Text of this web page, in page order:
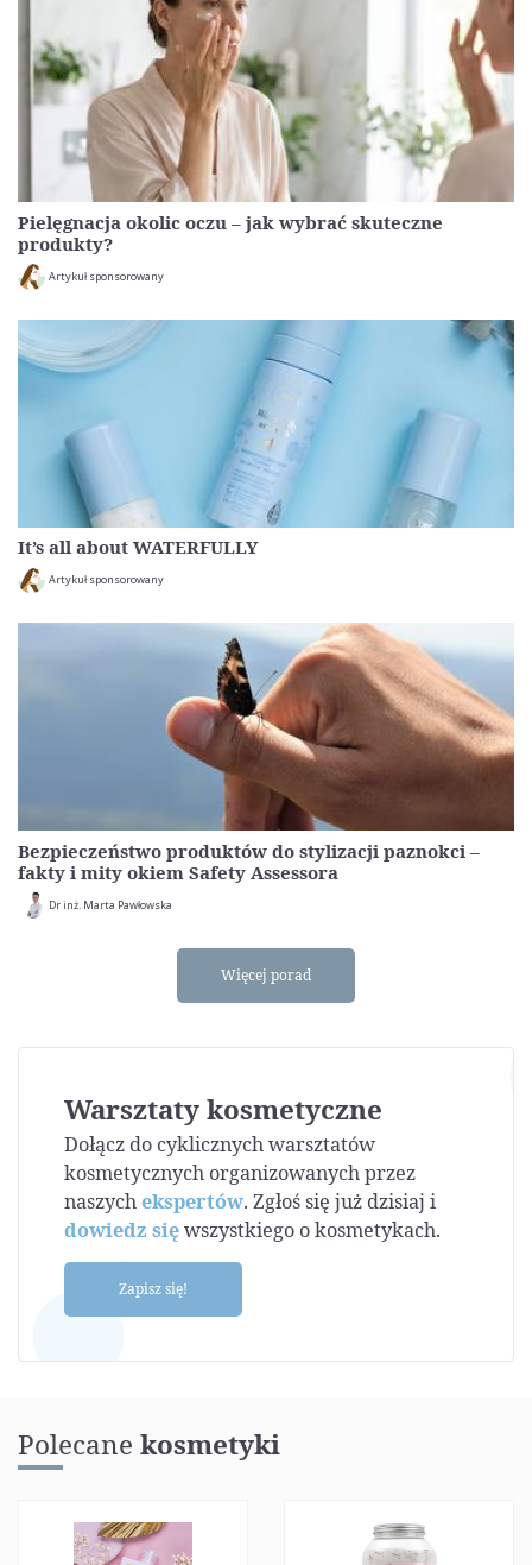
Pielęgnacja okolic oczu – jak wybrać skuteczne
produkty?
Artykuł sponsorowany
It’s all about WATERFULLY
Artykuł sponsorowany
Bezpieczeństwo produktów do stylizacji paznokci –
fakty i mity okiem Safety Assessora
Dr inż. Marta Pawłowska
Więcej porad
Warsztaty kosmetyczne
Dołącz do cyklicznych warsztatów
kosmetycznych organizowanych przez
naszychekspertów. Zgłoś się już dzisiaj i
dowiedz sięwszystkiego o kosmetykach.
Zapisz się!
Polecane kosmetyki